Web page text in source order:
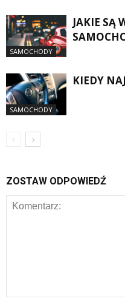
SAMOCHODY
JAKIE SĄ
SAMOCHODY
KIEDY
ZOSTAW ODPOWIEDŹ